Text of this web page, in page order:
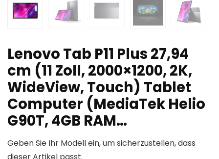
Lenovo Tab P11 Plus 27,94
cm (11 Zoll, 2000×1200, 2K,
WideView, Touch) Tablet
Computer (MediaTek Helio
G90T, 4GB RAM…
Geben Sie Ihr Modell ein, um sicherzustellen, dass